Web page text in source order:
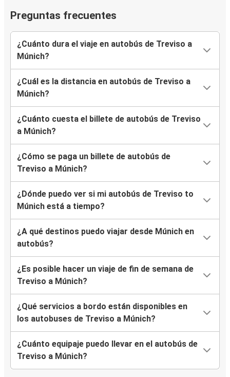
Preguntas frecuentes
¿Cuánto dura el viaje en autobús de Treviso a
Múnich?
¿Cuál es la distancia en autobús de Treviso a
Múnich?
¿Cuánto cuesta el billete de autobús de Treviso
a Múnich?
¿Cómo se paga un billete de autobús de
Treviso a Múnich?
¿Dónde puedo ver si mi autobús de Treviso to
Múnich está a tiempo?
¿A qué destinos puedo viajar desde Múnich en
autobús?
¿Es posible hacer un viaje de fin de semana de
Treviso a Múnich?
¿Qué servicios a bordo están disponibles en
los autobuses de Treviso a Múnich?
¿Cuánto equipaje puedo llevar en el autobús de
Treviso a Múnich?